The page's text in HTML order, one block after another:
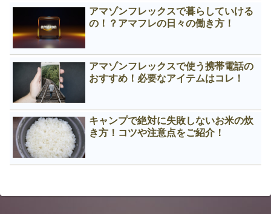
アマゾンフレックスで暮らしていける
の！？アマフレの日々の働き方！
アマゾンフレックスで使う携帯電話の
おすすめ！必要なアイテムはコレ！
キャンプで絶対に失敗しないお米の炊
き方！コツや注意点をご紹介！